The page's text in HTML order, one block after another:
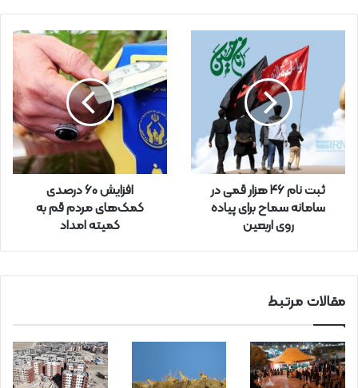
د
ر
ا
و
ر
ثبت نام ۴۶ هزار قمی در
سامانه سماح برای پیاده
روی اربعین
افزایش ۶۰ درصدی
کمک‌های مردم قم به
کمیته امداد
مقالات مرتبط